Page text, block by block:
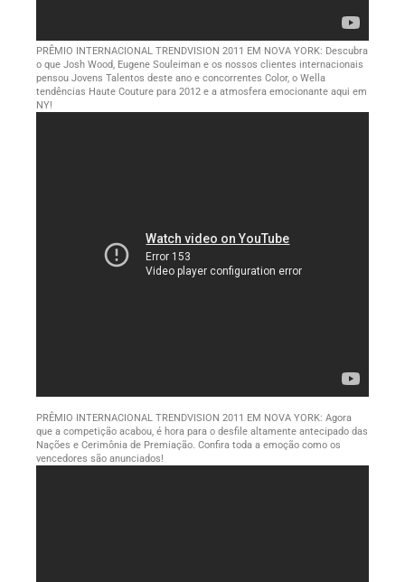
PRÊMIO INTERNACIONAL TRENDVISION 2011 EM NOVA YORK: Descubra
o que Josh Wood, Eugene Souleiman e os nossos clientes internacionais
pensou Jovens Talentos deste ano e concorrentes Color, o Wella
tendências Haute Couture para 2012 e a atmosfera emocionante aqui em
NY!
PRÊMIO INTERNACIONAL TRENDVISION 2011 EM NOVA YORK: Agora
que a competição acabou, é hora para o desfile altamente antecipado das
Nações e Cerimônia de Premiação. Confira toda a emoção como os
vencedores são anunciados!